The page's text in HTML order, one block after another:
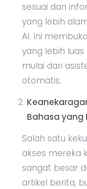
sesuai dan
yang lebih
AI. Ini
yang lebih
mulai dari
otomatis.
Bahasa yang
Salah satu
akses mereka
sangat besar
artikel berita,